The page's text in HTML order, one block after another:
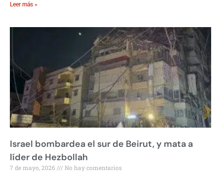
Leer más »
Israel bombardea el sur de Beirut, y mata a
líder de Hezbollah
7 de mayo, 2026 No hay comentarios